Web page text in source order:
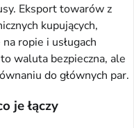
Eksport towarów z
kupujących,
ropie i usługach
waluta bezpieczna, ale
do głównych par.
je łączy